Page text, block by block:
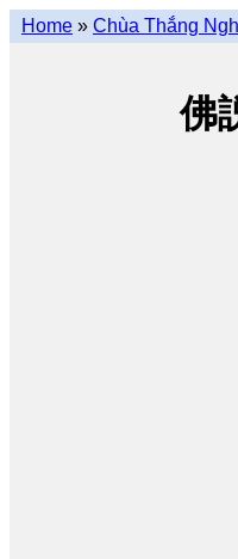
Home » Chùa Thắng
佛